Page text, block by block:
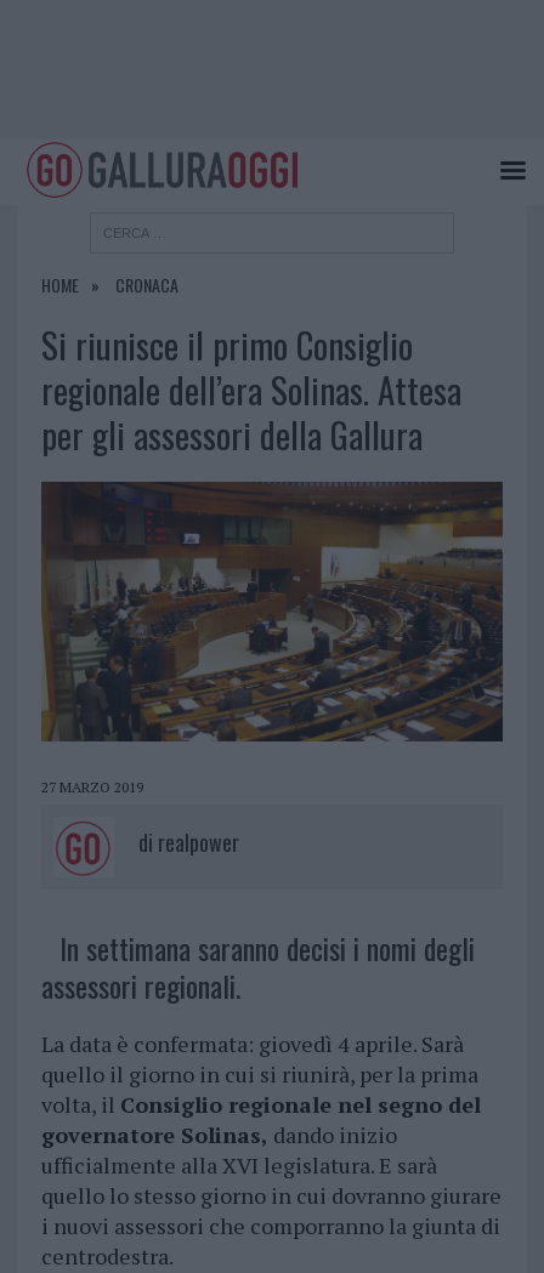
HOME CRONACA
Si riunisce il primo Consiglio
regionale dell’era Solinas. Attesa
per gli assessori della Gallura
27 MARZO 2019
di realpower
In settimana saranno decisi i nomi degli
assessori regionali.
La data è confermata: giovedì 4 aprile. Sarà
quello il giorno in cui si riunirà, per la prima
volta, il Consiglio regionale nel segno del
governatore Solinas, dando inizio
ufficialmente alla XVI legislatura. E sarà
quello lo stesso giorno in cui dovranno giurare
i nuovi assessori che comporranno la giunta di
centrodestra.